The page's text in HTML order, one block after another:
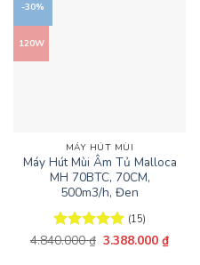
-30%
120W
MÁY HÚT MÙI
Máy Hút Mùi Âm Tủ Malloca
MH 70BTC, 70CM,
500m3/h, Đen
Được xếp
(15)
4.840.000₫ Giá
3.388.000₫Giá